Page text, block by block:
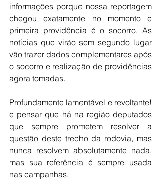
informações porque nossa reportagem
chegou exatamente no momento e
primeira providência é o socorro. As
notícias que virão sem segundo lugar
vão trazer dados complementares após
o socorro e realização de providências
agora tomadas.
Profundamente lamentável e revoltante!
e pensar que há na região deputados
que sempre prometem resolver a
questão deste trecho da rodovia, mas
nunca resolvem absolutamente nada,
mas sua referência é sempre usada
nas campanhas.